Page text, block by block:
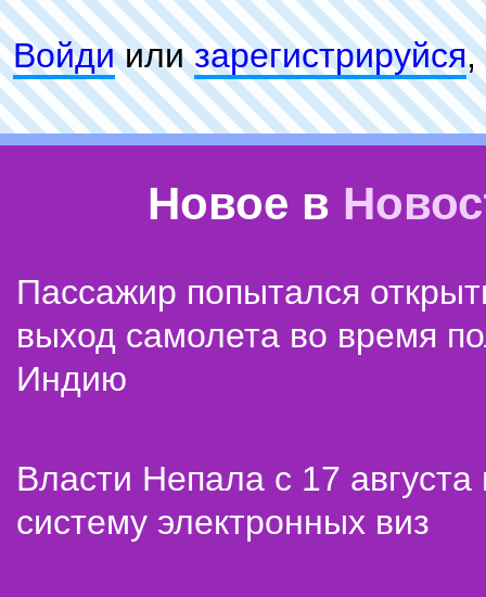
Войдиилизарeгиcтpируйся,
Новое в
Пассажир попытался
выход самолета во время
Индию
Власти Непала с 17 августа
систему электронных виз